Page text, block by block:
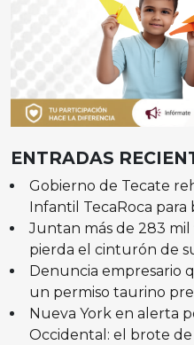
ENTRADAS
Gobierno de Tecate
Infantil TecaRoca
Juntan más de 283
pierda el cinturón de
Denuncia empresario
un permiso taurino
Nueva York en alerta
Occidental: el brote